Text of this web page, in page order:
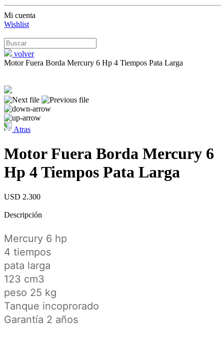
Mi cuenta
Wishlist
volver
Motor Fuera Borda Mercury 6 Hp 4 Tiempos Pata Larga
Atras
Motor Fuera Borda Mercury 6
Hp 4 Tiempos Pata Larga
USD 2.300
Descripción
Mercury 6 hp
4 tiempos
pata larga
123 cm3
peso 25 kg
Tanque incoprorado
Garantía 2 años